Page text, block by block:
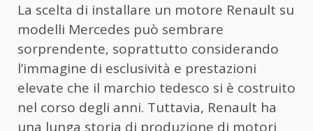
La scelta di installare un motore Renault su
modelli Mercedes può sembrare
sorprendente, soprattutto considerando
l’immagine di esclusività e prestazioni
elevate che il marchio tedesco si è costruito
nel corso degli anni. Tuttavia, Renault ha
una lunga storia di produzione di motori